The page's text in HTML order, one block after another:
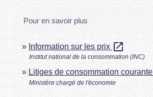
Pour en savoir plus
Information sur les prix open_in_new
Institut national de la consommation (INC)
Litiges de consommation courante
Ministère chargé de l'économie